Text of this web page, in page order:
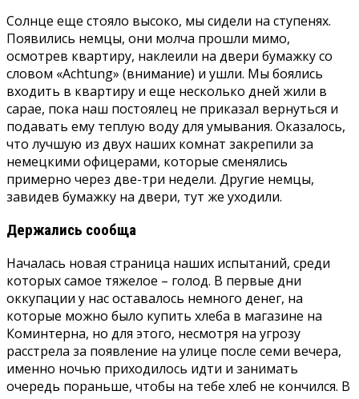
Солнце еще стояло высоко, мы сидели на ступенях.
Появились немцы, они молча прошли мимо,
осмотрев квартиру, наклеили на двери бумажку со
словом «Achtung» (внимание) и ушли. Мы боялись
входить в квартиру и еще несколько дней жили в
сарае, пока наш постоялец не приказал вернуться и
подавать ему теплую воду для умывания. Оказалось,
что лучшую из двух наших комнат закрепили за
немецкими офицерами, которые сменялись
примерно через две-три недели. Другие немцы,
завидев бумажку на двери, тут же уходили.
Держались сообща
Началась новая страница наших испытаний, среди
которых самое тяжелое – голод. В первые дни
оккупации у нас оставалось немного денег, на
которые можно было купить хлеба в магазине на
Коминтерна, но для этого, несмотря на угрозу
расстрела за появление на улице после семи вечера,
именно ночью приходилось идти и занимать
очередь пораньше, чтобы на тебе хлеб не кончился. В